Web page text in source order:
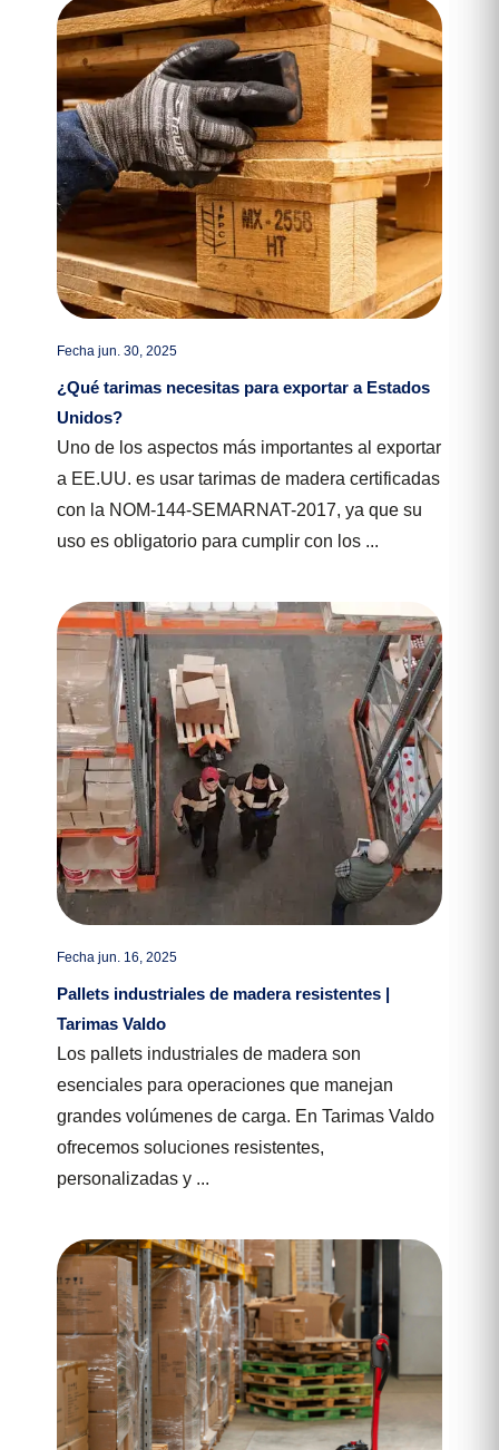
Fecha jun. 30, 2025
¿Qué tarimas necesitas para exportar a Estados
Unidos?
Uno de los aspectos más importantes al exportar
a EE.UU. es usar tarimas de madera certificadas
con la NOM-144-SEMARNAT-2017, ya que su
uso es obligatorio para cumplir con los ...
Fecha jun. 16, 2025
Pallets industriales de madera resistentes |
Tarimas Valdo
Los pallets industriales de madera son
esenciales para operaciones que manejan
grandes volúmenes de carga. En Tarimas Valdo
ofrecemos soluciones resistentes,
personalizadas y ...